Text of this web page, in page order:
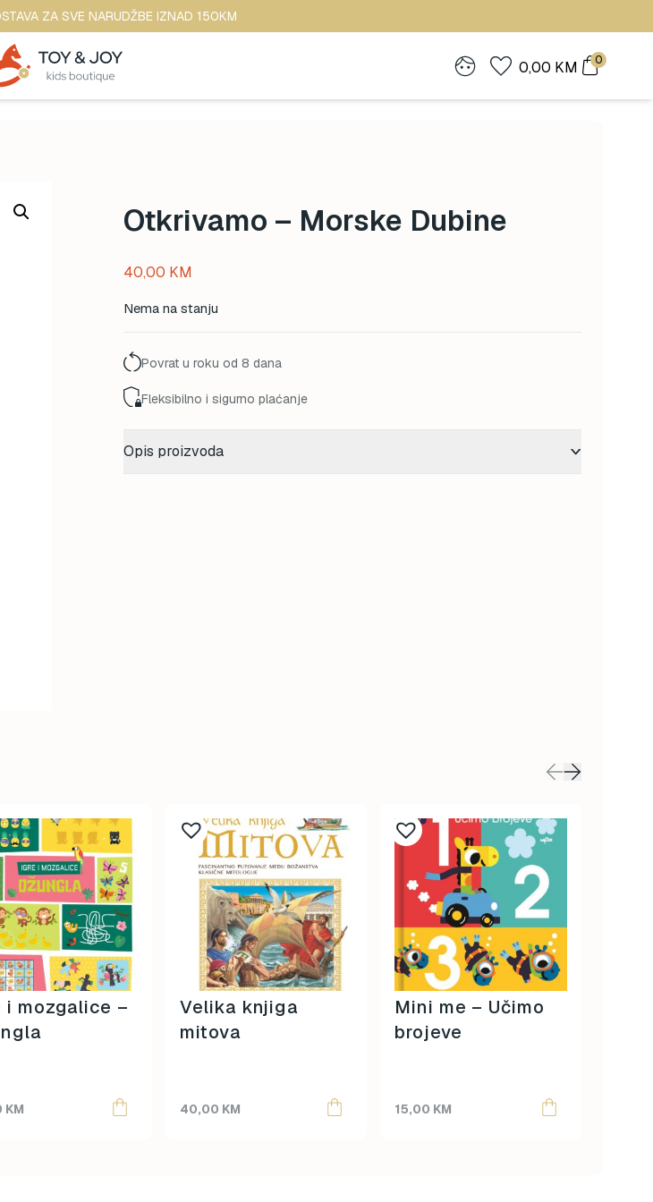
ZA SVE NARUDŽBE IZNAD 150KM
0,00 KM 0
Otkrivamo – Morske Dubine
40,00 KM
Nema na stanju
Povrat u roku od 8 dana
Fleksibilno i sigurno plaćanje
Opis proizvoda
i mozgalice –
KM
Velika knjiga
mitova
40,00 KM
Mini me – Učimo
brojeve
15,00 KM